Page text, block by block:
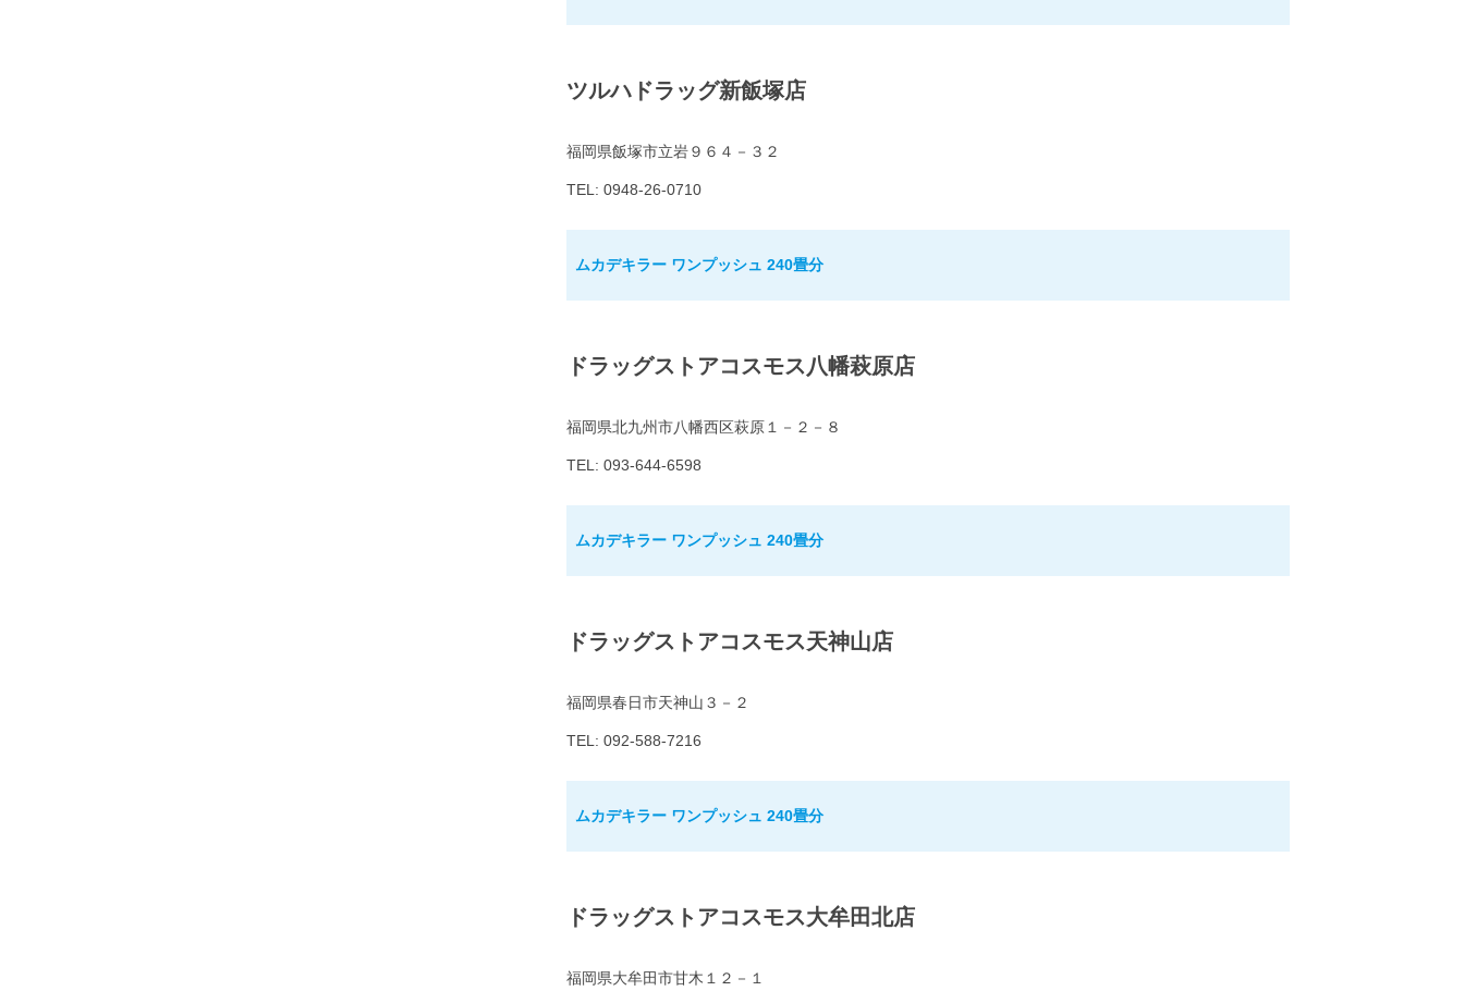
ツルハドラッグ新飯塚店
福岡県飯塚市立岩９６４－３２
TEL: 0948-26-0710
ムカデキラー ワンプッシュ 240畳分
ドラッグストアコスモス八幡萩原店
福岡県北九州市八幡西区萩原１－２－８
TEL: 093-644-6598
ムカデキラー ワンプッシュ 240畳分
ドラッグストアコスモス天神山店
福岡県春日市天神山３－２
TEL: 092-588-7216
ムカデキラー ワンプッシュ 240畳分
ドラッグストアコスモス大牟田北店
福岡県大牟田市甘木１２－１